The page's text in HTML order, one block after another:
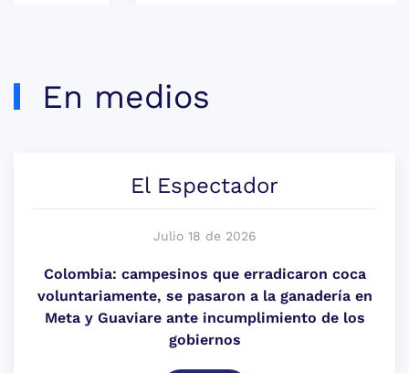
En medios
El Espectador
Julio 18 de 2026
Colombia: campesinos que erradicaron coca
voluntariamente, se pasaron a la ganadería en
Meta y Guaviare ante incumplimiento de los
gobiernos